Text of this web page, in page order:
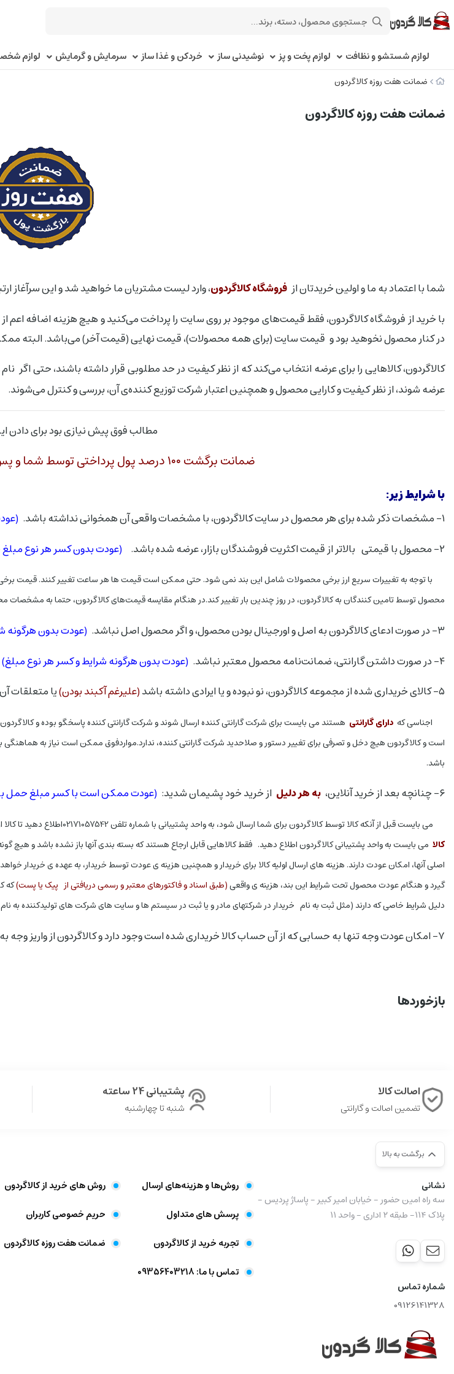
لوازم شستشو و نظافت لوازم پخت و پز نوشیدنی ساز خردکن و غذا ساز سرمایش و گرمایش لوازم
ضمانت هفت روزه کالاگردون
ضمانت هفت روزه کالاگردون
شما با اعتماد به ما و اولین خریدتان از فروشگاه کالاگردون، وارد لیست مشتریان ما خواهید شد و این سرآغاز
با خرید از فروشگاه کالاگردون، فقط قیمت‌های موجود بر روی سایت را پرداخت می‌کنید و هیچ هزینه اضافه اعم
در کنار محصول نخوهید بود و قیمت سایت (برای همه محصولات)، قیمت نهایی (قیمت آخر) می‌باشد. البته
کالاگردون، کالاهایی را برای عرضه انتخاب می‌کند که از نظر کیفیت در حد مطلوبی قرار داشته باشند، حتی اگر
عرضه شوند، از نظر کیفیت و کارایی محصول و همچنین اعتبار شرکت توزیع کننده‌ی آن، بررسی و کنترل می‌شوند.
مطالب فوق پیش نیازی بود برای دادن
ضمانت برگشت ۱۰۰ درصد پول پرداختی توسط شما و پس گرفتن محصول تا ۷ روز بعد از خرید
با شرایط زیر:
۱- مشخصات ذکر شده برای هر محصول در سایت کالاگردون، با مشخصات واقعی آن همخوانی نداشته باشد.
۲- محصول با قیمتی بالاتر از قیمت اکثریت فروشندگان بازار، عرضه شده باشد.
(عودت بدون کسر هر نوع مبلغ
​با توجه به تغییرات سریع ارز برخی محصولات شامل این بند نمی شود. حتی ممکن است قیمت ها هر ساعت تغییر کنند. قیمت
محصول توسط تامین کنندگان به کالاگردون، در روز چندین بار تغییر کند.در هنگام مقایسه قیمت‌های کالاگردون، حتما به مشخصات
۳- در صورت ادعای کالاگردون به اصل و اورجینال بودن محصول، ​و اگر محصول اصل نباشد.
(عودت بدون هرگونه
۴- در صورت داشتن گارانتی، ضمانت‌نامه ​محصول معتبر نباشد.
(عودت بدون هرگونه شرایط و کسر هر نوع مبلغ)
۵- کالای خریداری شده از مجموعه کالاگردون، نو نبوده و یا ایرادی داشته باشد
(علیرغم آکبند بودن)یا متعلقات
اجناسی که دارای گارانتی هستند می بایست برای شرکت گارانتی کننده ارسال شوند و شرکت گارانتی کننده پاسخگو بوده و
است و کالاگردون هیچ دخل و تصرفی برای تغییر دستور و صلاحدید شرکت گارانتی کننده، ندارد.
باشد.
۶- چنانچه بعد از خرید آنلاین، به هر دلیل از خرید خود پشیمان شدید: (عودت ممکن است با کسر مبلغ حمل
می بایست قبل از آنکه کالا توسط کالاگردون برای شما ارسال شود، به واحد پشتیبانی با شماره تلفن 02171057542اطلاع دهید تا کالا ارسال نشود. چنانچه بعد از رسیدن کالا به دستتان، خواستار عودت آن باشید،
کالا می بایست به واحد پشتیبانی کالاگردون اطلاع دهید. فقط کالاهایی قابل ارجاع هستند که بسته بندی آنها باز نشده باشد و هیچ
اصلی آنها، امکان عودت دارند. هزینه های ارسال اولیه کالا برای خریدار و همچنین هزینه ی عودت توسط خریدار، به عهده ی خریدار
گیرد و هنگام عودت محصول تحت شرایط این بند، هزینه ی واقعی(طبق اسناد و فاکتورهای معتبر و رسمی دریافتی از پیک یا پست)که
دلیل شرایط خاصی که دارند (مثل ثبت به نام خریدار در شرکتهای مادر و یا ثبت در سیستم ها و سایت های شرکت های تولیدکننده به نام
۷- امکان عودت وجه تنها به حسابی که از آن حساب کالا خریداری شده است وجود دارد و کالاگردون از واریز وجه به حساب شخص دیگر یا شماره حساب دیگر معذور است.
بازخوردها
اصالت کالا
تضمین اصالت و گارانتی
پشتیبانی 24 ساعته
شنبه تا چهارشنبه
برگشت به بالا
نشانی
سه راه امین حضور - خیابان امیر کبیر - پاساژ پردیس -
پلاک ۱۱۴- طبقه ۲ اداری - واحد ۱۱
شماره تماس
09126141328
روش‌ها و هزینه‌های ارسال روش های خرید از کالاگردون
پرسش های متداول
حریم خصوصی کاربران
تجربه خرید از کالاگردون
ضمانت هفت روزه کالاگردون
تماس با ما: 09356403218